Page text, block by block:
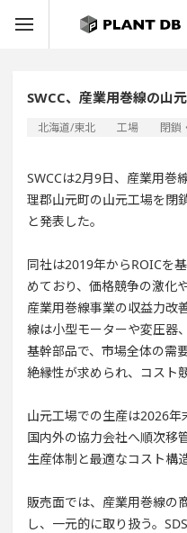
SWCC、産業用巻線の山
北海道/東北 工場 閉鎖
SWCCは2月9日、産業用巻
理郡山元町の山元工場を閉
と発表した。
同社は2019年からROICを
めており、価格競争の激化
産業用巻線事業の収益力改
線は小型モーターや変圧器
基幹部品で、市場全体の需
絶縁性が求められ、コスト
山元工場での生産は2026年
国内外の協力会社へ順次移
生産体制と最適なコスト構
販売面では、産業用巻線の
し、一元的に取り扱う。